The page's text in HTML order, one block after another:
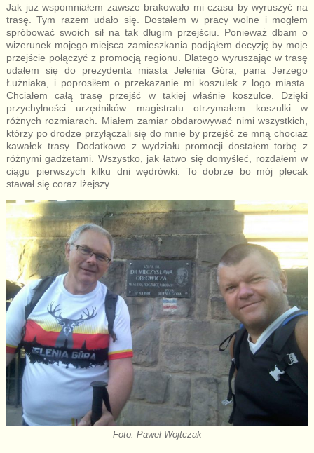
Jak już wspomniałem zawsze brakowało mi czasu by wyruszyć na
trasę. Tym razem udało się. Dostałem w pracy wolne i mogłem
spróbować swoich sił na tak długim przejściu. Ponieważ dbam o
wizerunek mojego miejsca zamieszkania podjąłem decyzję by moje
przejście połączyć z promocją regionu. Dlatego wyruszając w trasę
udałem się do prezydenta miasta Jelenia Góra, pana Jerzego
Łużniaka, i poprosiłem o przekazanie mi koszulek z logo miasta.
Chciałem całą trasę przejść w takiej właśnie koszulce. Dzięki
przychylności urzędników magistratu otrzymałem koszulki w
różnych rozmiarach. Miałem zamiar obdarowywać nimi wszystkich,
którzy po drodze przyłączali się do mnie by przejść ze mną chociaż
kawałek trasy. Dodatkowo z wydziału promocji dostałem torbę z
różnymi gadżetami. Wszystko, jak łatwo się domyśleć, rozdałem w
ciągu pierwszych kilku dni wędrówki. To dobrze bo mój plecak
stawał się coraz lżejszy.
Foto: Paweł Wojtczak